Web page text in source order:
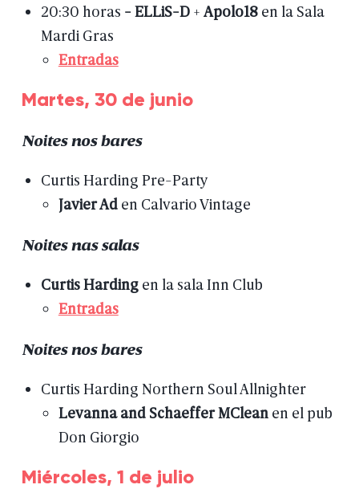
20:30 horas - ELLiS-D+ Apolo18en laSala
Mardi Gras
Entradas
Martes, 30de junio
Noitesnosbares
Curtis Harding Pre-Party
JavierAden CalvarioVintage
Noitesnassalas
CurtisHardingen lasalaInn Club
Entradas
Noitesnosbares
Curtis Harding Northern Soul Allnighter
LevannaandSchaefferMCleanen el pub
Don Giorgio
Miércoles, 1 de julio